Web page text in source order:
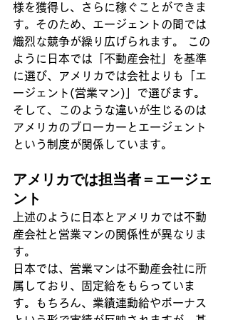
様を獲得し、さらに稼ぐことができま
す。そのため、エージェントの間では
熾烈な競争が繰り広げられます。 この
ように日本では「不動産会社」を基準
に選び、アメリカでは会社よりも「エ
ージェント(営業マン)」で選びます。
そして、このような違いが生じるのは
アメリカのブローカーとエージェント
という制度が関係しています。
アメリカでは担当者＝エージェ
ント
上述のように日本とアメリカでは不動
産会社と営業マンの関係性が異なりま
す。
日本では、営業マンは不動産会社に所
属しており、固定給をもらっていま
す。もちろん、業績連動給やボーナス